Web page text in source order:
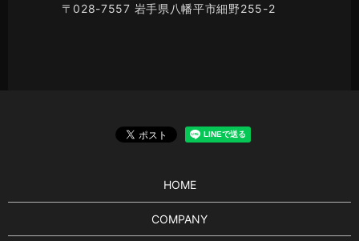
〒028-7557 岩手県八幡平市細野255-2
HOME
COMPANY